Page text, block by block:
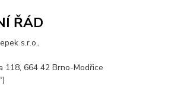
ŘÁD
s.r.o.,
118, 664 42 Brno-Modřice